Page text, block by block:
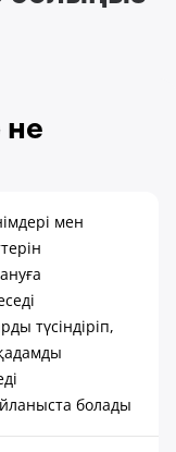
мен
түсіндіріп,
болады